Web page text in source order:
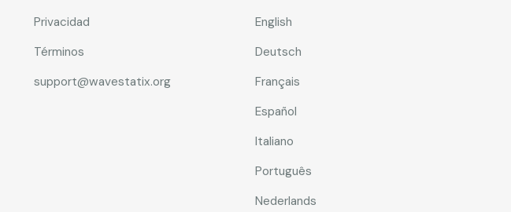
Privacidad
Términos
support@wavestatix.org
English
Deutsch
Français
Español
Italiano
Português
Nederlands